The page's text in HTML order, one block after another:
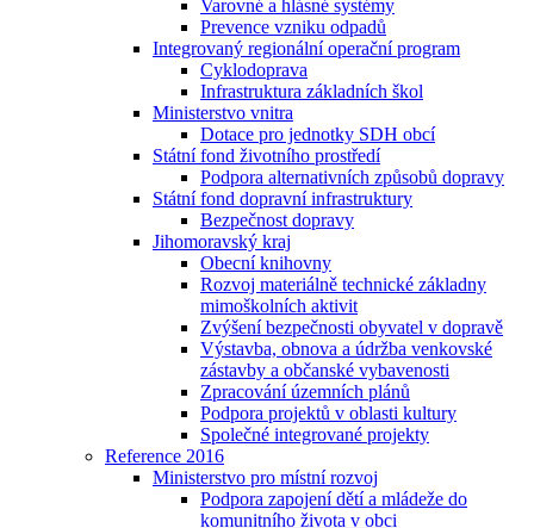
Varovné a hlásné systémy
Prevence vzniku odpadů
Integrovaný regionální operační program
Cyklodoprava
Infrastruktura základních škol
Ministerstvo vnitra
Dotace pro jednotky SDH obcí
Státní fond životního prostředí
Podpora alternativních způsobů dopravy
Státní fond dopravní infrastruktury
Bezpečnost dopravy
Jihomoravský kraj
Obecní knihovny
Rozvoj materiálně technické základny
mimoškolních aktivit
Zvýšení bezpečnosti obyvatel v dopravě
Výstavba, obnova a údržba venkovské
zástavby a občanské vybavenosti
Zpracování územních plánů
Podpora projektů v oblasti kultury
Společné integrované projekty
Reference 2016
Ministerstvo pro místní rozvoj
Podpora zapojení dětí a mládeže do
komunitního života v obci